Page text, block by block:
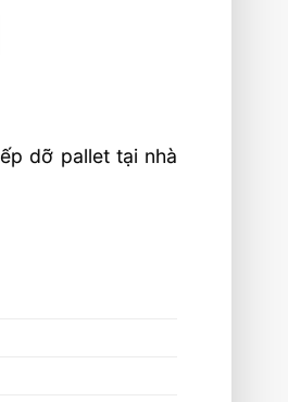
dỡ pallet tại nhà